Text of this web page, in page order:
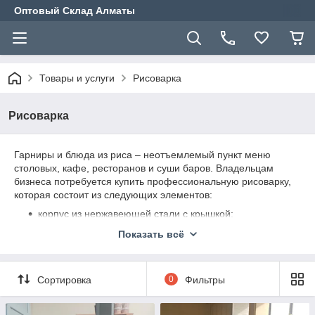
Оптовый Склад Алматы
Товары и услуги Рисоварка
Рисоварка
Гарниры и блюда из риса – неотъемлемый пункт меню
столовых, кафе, ресторанов и суши баров. Владельцам
бизнеса потребуется купить профессиональную рисоварку,
которая состоит из следующих элементов:
корпус из нержавеющей стали с крышкой;
съемная емкость для засыпки крупы;
и стенках корпуса;
механический или электронный блок управления.
Во время работы внутри прибора поддерживается
Показать всё
Сортировка 0 Фильтры